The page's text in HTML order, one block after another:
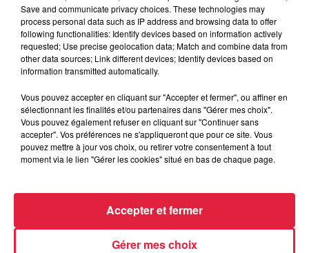
À découvrir également
Save and communicate privacy choices. These technologies may
process personal data such as IP address and browsing data to offer
following functionalities: Identify devices based on information actively
requested; Use precise geolocation data; Match and combine data from
other data sources; Link different devices; Identify devices based on
information transmitted automatically.
Vous pouvez accepter en cliquant sur "Accepter et fermer", ou affiner en
sélectionnant les finalités et/ou partenaires dans "Gérer mes choix".
Vous pouvez également refuser en cliquant sur "Continuer sans
accepter". Vos préférences ne s'appliqueront que pour ce site. Vous
pouvez mettre à jour vos choix, ou retirer votre consentement à tout
moment via le lien "Gérer les cookies" situé en bas de chaque page.
Gérer mes choix
Accepter et fermer